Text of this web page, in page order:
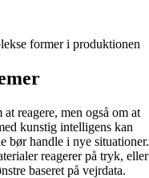
former i produktionen
reagere, men også om at
kunstig intelligens kan
bør handle i nye situationer.
reagerer på tryk, eller
baseret på vejrdata.